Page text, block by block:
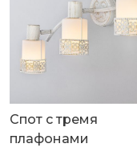
Спот с тремя
плафонами